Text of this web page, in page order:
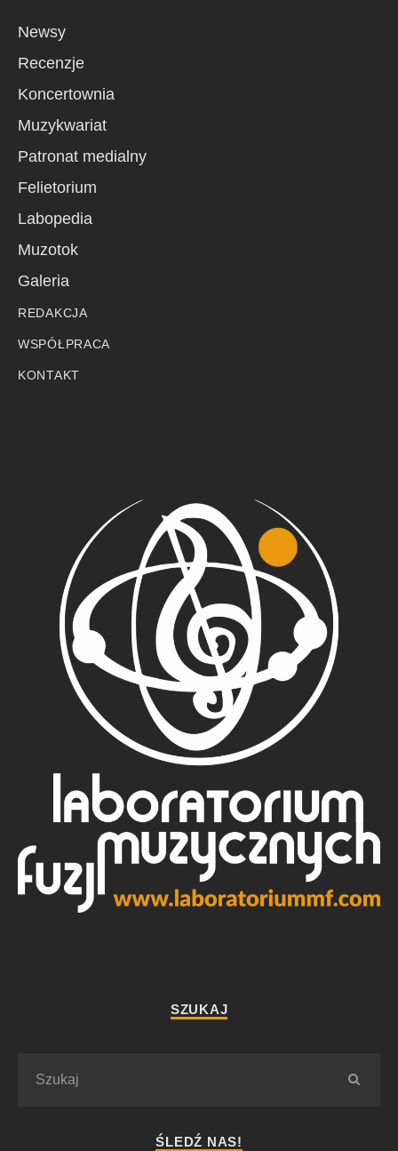
Newsy
Recenzje
Koncertownia
Muzykwariat
Patronat medialny
Felietorium
Labopedia
Muzotok
Galeria
REDAKCJA
WSPÓŁPRACA
KONTAKT
SZUKAJ
ŚLEDŹ NAS!